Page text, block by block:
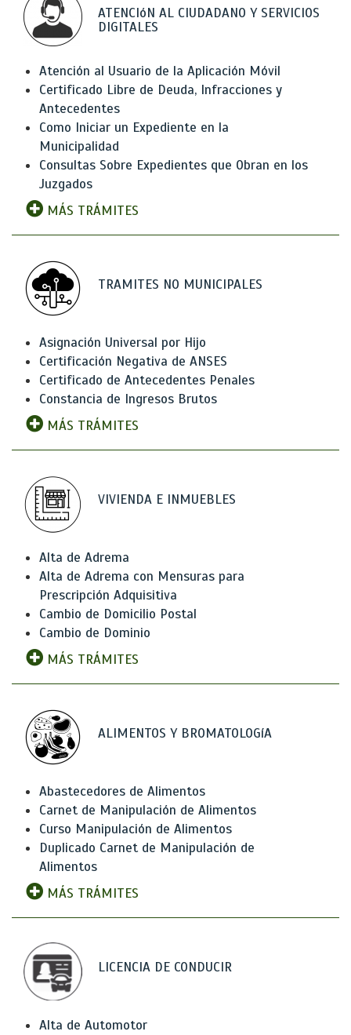
ATENCIóN AL CIUDADANO Y SERVICIOS
DIGITALES
Atención al Usuario de la Aplicación Móvil
Certificado Libre de Deuda, Infracciones y
Antecedentes
Como Iniciar un Expediente en la
Municipalidad
Consultas Sobre Expedientes que Obran en los
Juzgados
MÁS TRÁMITES
TRAMITES NO MUNICIPALES
Asignación Universal por Hijo
Certificación Negativa de ANSES
Certificado de Antecedentes Penales
Constancia de Ingresos Brutos
MÁS TRÁMITES
VIVIENDA E INMUEBLES
Alta de Adrema
Alta de Adrema con Mensuras para
Prescripción Adquisitiva
Cambio de Domicilio Postal
Cambio de Dominio
MÁS TRÁMITES
ALIMENTOS Y BROMATOLOGíA
Abastecedores de Alimentos
Carnet de Manipulación de Alimentos
Curso Manipulación de Alimentos
Duplicado Carnet de Manipulación de
Alimentos
MÁS TRÁMITES
LICENCIA DE CONDUCIR
Alta de Automotor